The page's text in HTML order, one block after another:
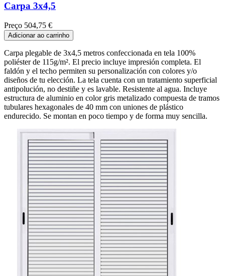
Carpa 3x4,5
Preço 504,75 €
Adicionar ao carrinho
Carpa plegable de 3x4,5 metros confeccionada en tela 100%
poliéster de 115g/m². El precio incluye impresión completa. El
faldón y el techo permiten su personalización con colores y/o
diseños de tu elección. La tela cuenta con un tratamiento superficial
antipolución, no destiñe y es lavable. Resistente al agua. Incluye
estructura de aluminio en color gris metalizado compuesta de tramos
tubulares hexagonales de 40 mm con uniones de plástico
endurecido. Se montan en poco tiempo y de forma muy sencilla.